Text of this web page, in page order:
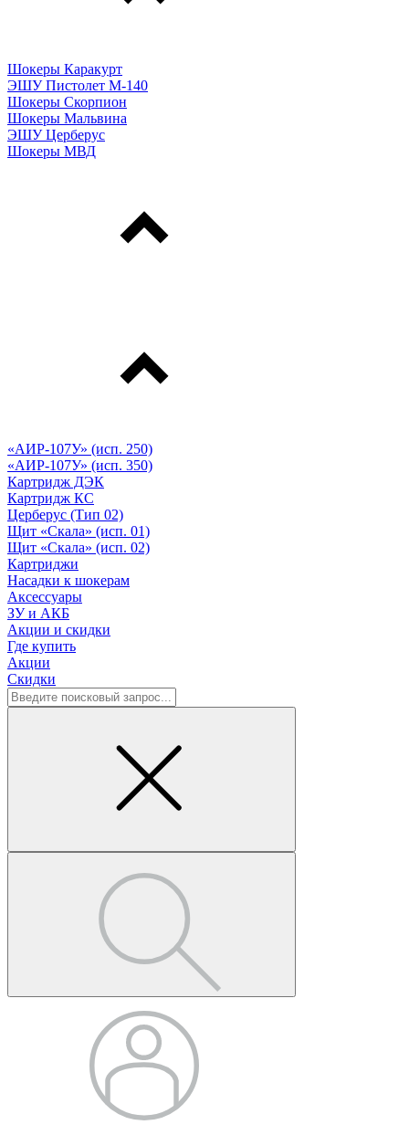
Шокеры Каракурт
ЭШУ Пистолет М-140
Шокеры Скорпион
Шокеры Мальвина
ЭШУ Церберус
Шокеры МВД
«АИР-107У» (исп. 250)
«АИР-107У» (исп. 350)
Картридж ДЭК
Картридж КС
Церберус (Тип 02)
Щит «Скала» (исп. 01)
Щит «Скала» (исп. 02)
Картриджи
Насадки к шокерам
Аксессуары
ЗУ и АКБ
Акции и скидки
Где купить
Акции
Скидки